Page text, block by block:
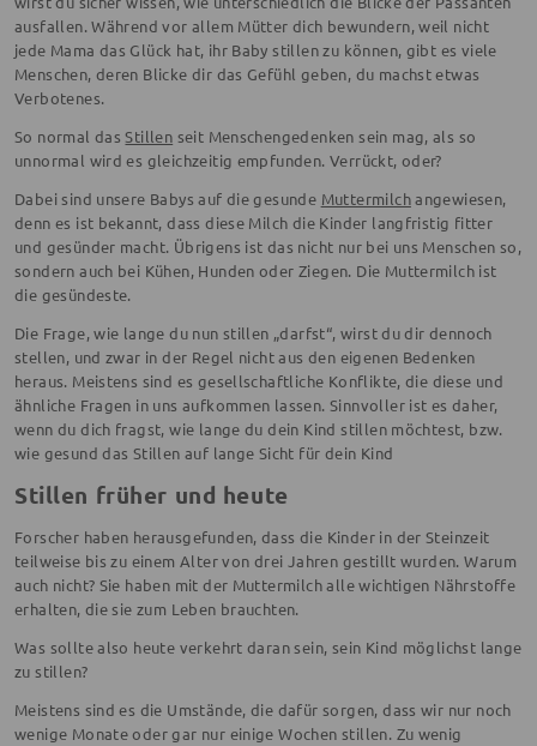
ausfallen. Während vor allem Mütter dich bewundern, weil nicht
jede Mama das Glück hat, ihr Baby stillen zu können, gibt es viele
Menschen, deren Blicke dir das Gefühl geben, du machst etwas
Verbotenes.
So normal dasStillen seit Menschengedenken sein mag, als so
unnormal wird es gleichzeitig empfunden. Verrückt, oder?
Dabei sind unsere Babys auf die gesunde Muttermilchangewiesen,
denn es ist bekannt, dass diese Milch die Kinder langfristig fitter
und gesünder macht. Übrigens ist das nicht nur bei uns Menschen so,
sondern auch bei Kühen, Hunden oder Ziegen. Die Muttermilch ist
die gesündeste.
Die Frage, wie lange du nun stillen „darfst“, wirst du dir dennoch
stellen, und zwar in der Regel nicht aus den eigenen Bedenken
heraus. Meistens sind es gesellschaftliche Konflikte, die diese und
ähnliche Fragen in uns aufkommen lassen. Sinnvoller ist es daher,
wenn du dich fragst, wie lange du dein Kind stillen möchtest, bzw.
wie gesund das Stillen auf lange Sicht für dein Kind
Stillen früher und heute
Forscher haben herausgefunden, dass die Kinder in der Steinzeit
teilweise bis zu einem Alter von drei Jahren gestillt wurden. Warum
auch nicht? Sie haben mit der Muttermilch alle wichtigen Nährstoffe
erhalten, die sie zum Leben brauchten.
Was sollte also heute verkehrt daran sein, sein Kind möglichst lange
zu stillen?
Meistens sind es die Umstände, die dafür sorgen, dass wir nur noch
wenige Monate oder gar nur einige Wochen stillen. Zu wenig